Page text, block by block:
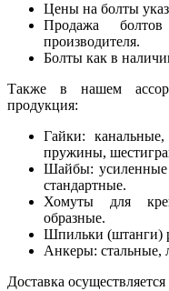
Цены на болты
Продажа
производителя.
Болты как в
Также в нашем
продукция:
Гайки:
пружины,
Шайбы: усиленные
стандартные.
Хомуты для
образные.
Шпильки (штанги)
Анкеры: стальные,
Доставка